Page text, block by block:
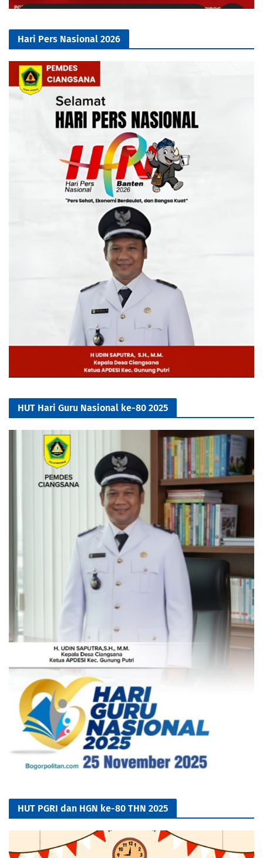
Hari Pers Nasional 2026
HUT Hari Guru Nasional ke-80 2025
HUT PGRI dan HGN ke-80 THN 2025